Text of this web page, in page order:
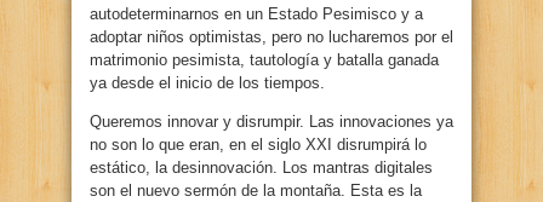
autodeterminarnos en un Estado Pesimisco y a
adoptar niños optimistas, pero no lucharemos por el
matrimonio pesimista, tautología y batalla ganada
ya desde el inicio de los tiempos.
Queremos innovar y disrumpir. Las innovaciones ya
no son lo que eran, en el siglo XXI disrumpirá lo
estático, la desinnovación. Los mantras digitales
son el nuevo sermón de la montaña. Esta es la